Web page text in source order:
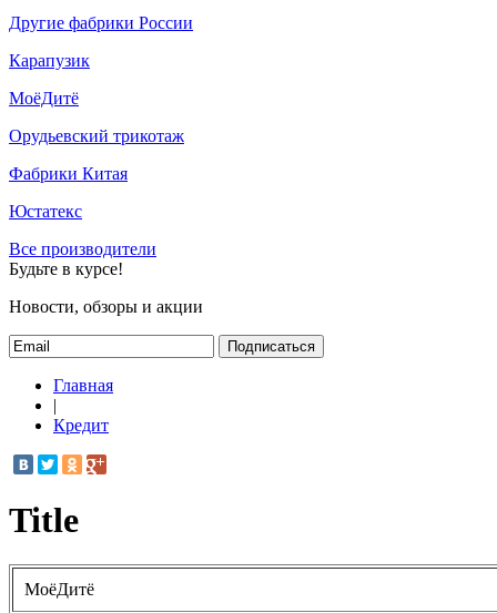
Другие фабрики России
Карапузик
МоёДитё
Орудьевский трикотаж
Фабрики Китая
Юстатекс
Все производители
Будьте в курсе!
Новости, обзоры и акции
Подписаться
Главная
|
Кредит
Title
МоёДитё